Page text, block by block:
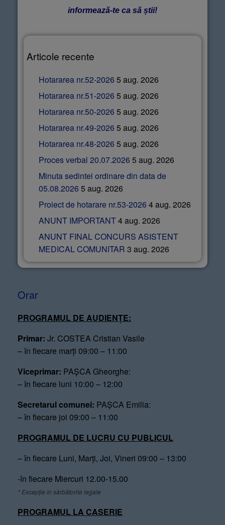
informează-te ca să știi!
Articole recente
Hotararea nr.52-2026 5 aug. 2026
Hotararea nr.51-2026 5 aug. 2026
Hotararea nr.50-2026 5 aug. 2026
Hotararea nr.49-2026 5 aug. 2026
Hotararea nr.48-2026 5 aug. 2026
Proces verbal 20.07.2026 5 aug. 2026
Minuta sedintei ordinare din data de
05.08.2026 5 aug. 2026
Proiect de hotarare nr.53-2026 4 aug. 2026
ANUNT IMPORTANT4 aug. 2026
ANUNT FINAL CONCURS ASISTENT
MEDICAL COMUNITAR 3 aug. 2026
Orar
PROGRAMUL DE AUDIENȚE:
Primar: Jr. COSTEA Cristian Vasile
– în fiecare marți 09:00 – 11:00
Viceprimar: PAȘCA Gheorghe:
– în fiecare luni 10:00 – 12:00
Secretarul comunei: PAȘCA Emilia:
– în fiecare joi 09:00 – 11:00
PROGRAMUL DE LUCRU CU PUBLICUL
– în fiecare Luni, Marți, Joi, Vineri 09:00 – 13:00
-în fiecare Miercuri 12.00-15.00
* Excepție în sărbătorile legale
PROGRAMUL LA CASERIE